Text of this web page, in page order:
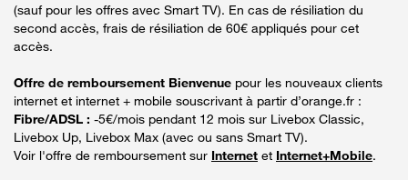
(sauf pour les offres avec Smart TV). En cas de résiliation du
second accès, frais de résiliation de 60€ appliqués pour cet
accès.
Offre de remboursement Bienvenue pour les nouveaux clients
internet et internet + mobile souscrivant à partir d’orange.fr :
Fibre/ADSL : -5€/mois pendant 12 mois sur Livebox Classic,
Livebox Up, Livebox Max (avec ou sans Smart TV).
Voir l'offre de remboursement sur Internet et Internet+Mobile.